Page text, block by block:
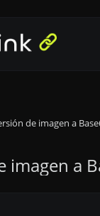
de imagen a
imagen a